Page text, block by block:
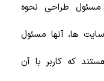
Wireframe را تحویل داد، طراحان UI مسئول طراحی نحوه
ها، آنها مسئول
که کاربر با آن